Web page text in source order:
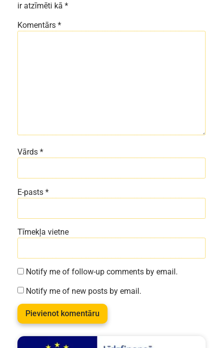
ir atzīmēti kā *
Komentārs *
Vārds *
E-pasts *
Tīmekļa vietne
Notify me of follow-up comments by email.
Notify me of new posts by email.